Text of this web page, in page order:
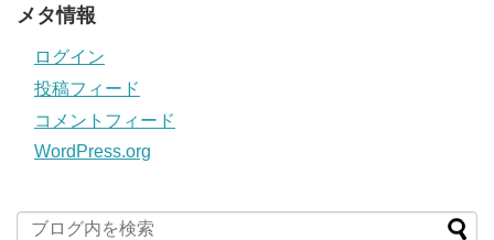
メタ情報
ログイン
投稿フィード
コメントフィード
WordPress.org